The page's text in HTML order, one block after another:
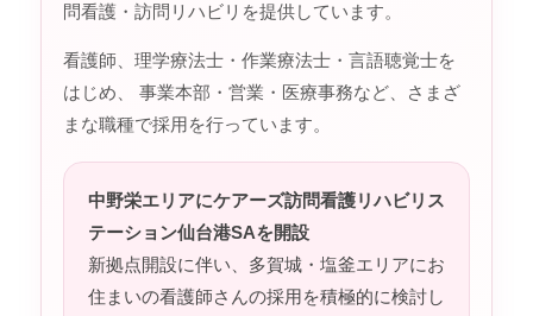
問看護・訪問リハビリを提供しています。
看護師、理学療法士・作業療法士・言語聴覚士を
はじめ、 事業本部・営業・医療事務など、さまざ
まな職種で採用を行っています。
中野栄エリアにケアーズ訪問看護リハビリス
テーション仙台港SAを開設
新拠点開設に伴い、多賀城・塩釜エリアにお
住まいの看護師さんの採用を積極的に検討し